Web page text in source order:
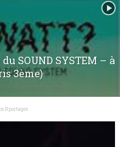
SOUND SYSTEM – à
3ème)
Rportages